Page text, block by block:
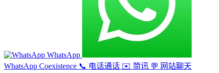
WhatsApp
WhatsApp Coexistence 📞 电话通话 ✉️ 简讯 💬 网站聊天